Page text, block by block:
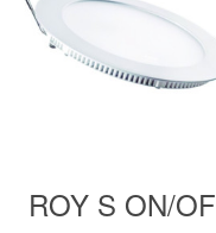
ROY S ON/